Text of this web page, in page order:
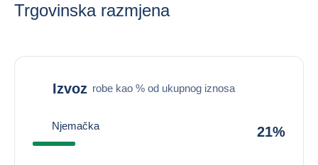
Trgovinska razmjena
Izvoz robe kao % od ukupnog iznosa
Njemačka 21%